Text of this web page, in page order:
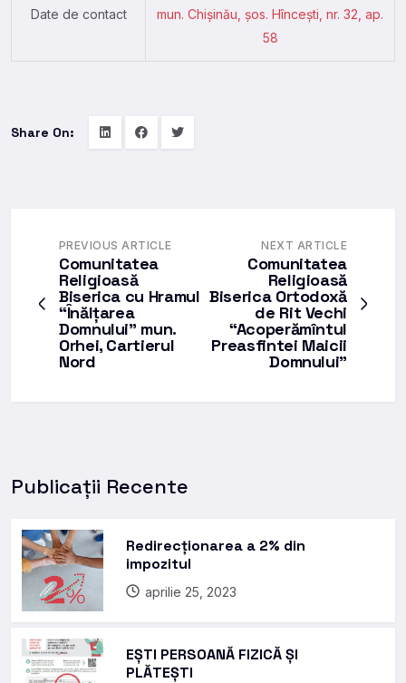
Date de contact
mun. Chișinău, şos. Hînceşti, nr. 32, ap.
58
Share On:
PREVIOUS ARTICLE
Comunitatea
Religioasă
Biserica cu Hramul
“Înălțarea
Domnului” mun.
Orhei, Cartierul
Nord
NEXT ARTICLE
Comunitatea
Religioasă
Biserica Ortodoxă
de Rit Vechi
“Acoperămîntul
Preasfintei Maicii
Domnului”
Publicații Recente
Redirecționarea a 2% din
impozitul
aprilie 25, 2023
EȘTI PERSOANĂ FIZICĂ ȘI
PLĂTEȘTI